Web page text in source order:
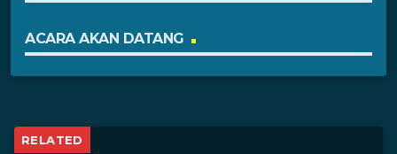
ACARA AKAN DATANG
RELATED